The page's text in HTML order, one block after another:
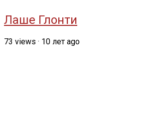
Лаше Глонти
73 views · 10 лет ago